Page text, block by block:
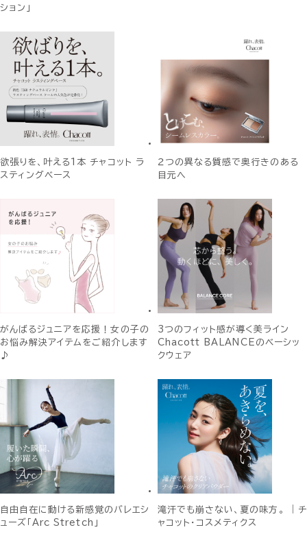
ション」
欲張りを、叶える1本 チャコット ラ
スティングベース
２つの異なる質感で奥行きのある
目元へ
がんばるジュニアを応援！女の子の
お悩み解決アイテムをご紹介します
♪
3つのフィット感が導く美ライン
Chacott BALANCEのベーシッ
クウェア
自由自在に動ける新感覚のバレエシ
ューズ「Arc Stretch」
滝汗でも崩さない、夏の味方。 ｜チ
ャコット・コスメティクス